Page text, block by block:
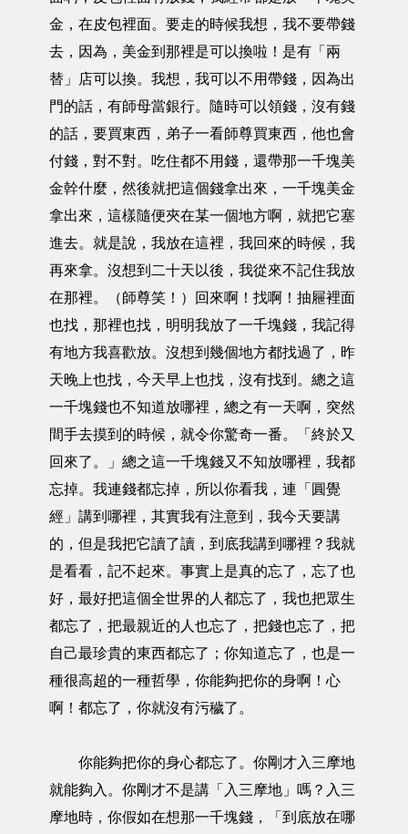
金，在皮包裡面。要走的時候我想，我不要帶錢
去，因為，美金到那裡是可以換啦！是有「兩
替」店可以換。我想，我可以不用帶錢，因為出
門的話，有師母當銀行。隨時可以領錢，沒有錢
的話，要買東西，弟子一看師尊買東西，他也會
付錢，對不對。吃住都不用錢，還帶那一千塊美
金幹什麼，然後就把這個錢拿出來，一千塊美金
拿出來，這樣隨便夾在某一個地方啊，就把它塞
進去。就是說，我放在這裡，我回來的時候，我
再來拿。沒想到二十天以後，我從來不記住我放
在那裡。（師尊笑！）回來啊！找啊！抽屜裡面
也找，那裡也找，明明我放了一千塊錢，我記得
有地方我喜歡放。沒想到幾個地方都找過了，昨
天晚上也找，今天早上也找，沒有找到。總之這
一千塊錢也不知道放哪裡，總之有一天啊，突然
間手去摸到的時候，就令你驚奇一番。「終於又
回來了。」總之這一千塊錢又不知放哪裡，我都
忘掉。我連錢都忘掉，所以你看我，連「圓覺
經」講到哪裡，其實我有注意到，我今天要講
的，但是我把它讀了讀，到底我講到哪裡？我就
是看看，記不起來。事實上是真的忘了，忘了也
好，最好把這個全世界的人都忘了，我也把眾生
都忘了，把最親近的人也忘了，把錢也忘了，把
自己最珍貴的東西都忘了；你知道忘了，也是一
種很高超的一種哲學，你能夠把你的身啊！心
啊！都忘了，你就沒有污穢了。
你能夠把你的身心都忘了。你剛才入三摩地
就能夠入。你剛才不是講「入三摩地」嗎？入三
摩地時，你假如在想那一千塊錢，「到底放在哪